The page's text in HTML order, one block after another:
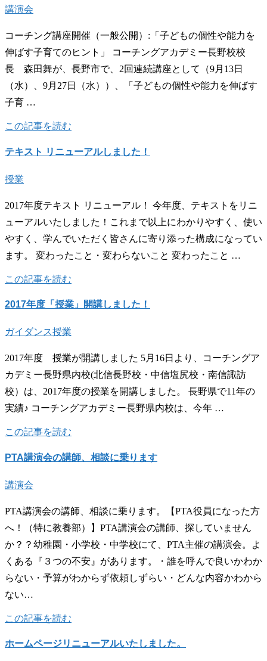
講演会
コーチング講座開催（一般公開）:「子どもの個性や能力を
伸ばす子育てのヒント」 コーチングアカデミー長野校校
長 森田舞が、長野市で、2回連続講座として（9月13日
（水）、9月27日（水））、「子どもの個性や能力を伸ばす
子育 …
この記事を読む
テキスト リニューアルしました！
授業
2017年度テキスト リニューアル！ 今年度、テキストをリニ
ューアルいたしました！これまで以上にわかりやすく、使い
やすく、学んでいただく皆さんに寄り添った構成になってい
ます。 変わったこと・変わらないこと 変わったこと …
この記事を読む
2017年度「授業」開講しました！
ガイダンス授業
2017年度 授業が開講しました 5月16日より、コーチングア
カデミー長野県内校(北信長野校・中信塩尻校・南信諏訪
校）は、2017年度の授業を開講しました。 長野県で11年の
実績♪ コーチングアカデミー長野県内校は、今年 …
この記事を読む
PTA講演会の講師、相談に乗ります
講演会
PTA講演会の講師、相談に乗ります。【PTA役員になった方
へ！（特に教養部）】PTA講演会の講師、探していません
か？？幼稚園・小学校・中学校にて、PTA主催の講演会。よ
くある『３つの不安』があります。・誰を呼んで良いかわか
らない・予算がわからず依頼しずらい・どんな内容かわから
ない…
この記事を読む
ホームページリニューアルいたしました。